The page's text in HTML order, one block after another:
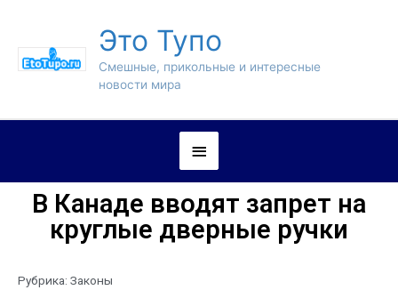
Это Тупо
Смешные, прикольные и интересные
новости мира
В Канаде вводят запрет на
круглые дверные ручки
Рубрика: Законы